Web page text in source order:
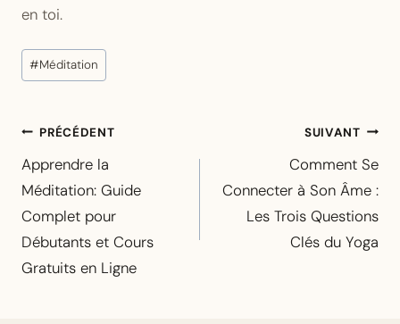
en toi.
Étiquettes
de
publication :
#Méditation
Navigation
de
l’article
PRÉCÉDENT
Apprendre la
Méditation: Guide
Complet pour
Débutants et Cours
Gratuits en Ligne
SUIVANT
Comment Se
Connecter à Son Âme :
Les Trois Questions
Clés du Yoga